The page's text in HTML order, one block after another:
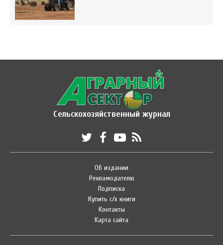
Сельскохозяйственный журнал
Об издании
Рекламодателю
Подписка
Купить с/х книги
Контакты
Карта сайта